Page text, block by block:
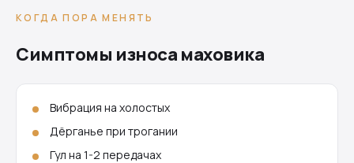
КОГДА ПОРА МЕНЯТЬ
Симптомы износа маховика
Вибрация на холостых
Дёрганье при трогании
Гул на 1-2 передачах